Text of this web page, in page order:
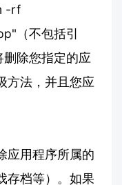
-rf
（不包括引
除您指定的应
方法，并且您应
应用程序所属的
存档等）。如果